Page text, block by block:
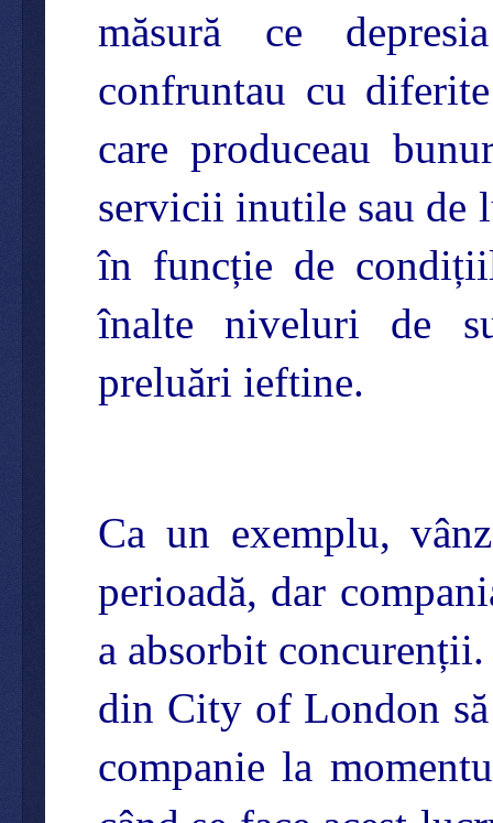
măsură ce
confruntau cu
care produceau
servicii inutile sau de
în funcție de
înalte niveluri de
preluări ieftine.
Ca un exemplu,
perioadă, dar
a absorbit
din City of London
companie la